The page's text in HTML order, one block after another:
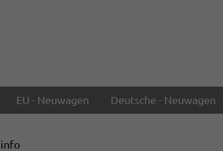
EU - Neuwagen Deutsche - Neuwagen
info